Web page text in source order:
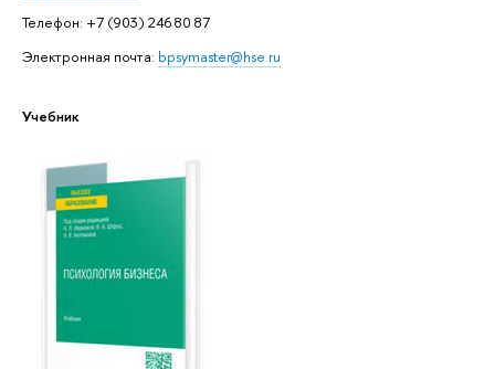
Телефон: +7 (903) 246 80 87
Электронная почта: bpsymaster@hse.ru
Учебник